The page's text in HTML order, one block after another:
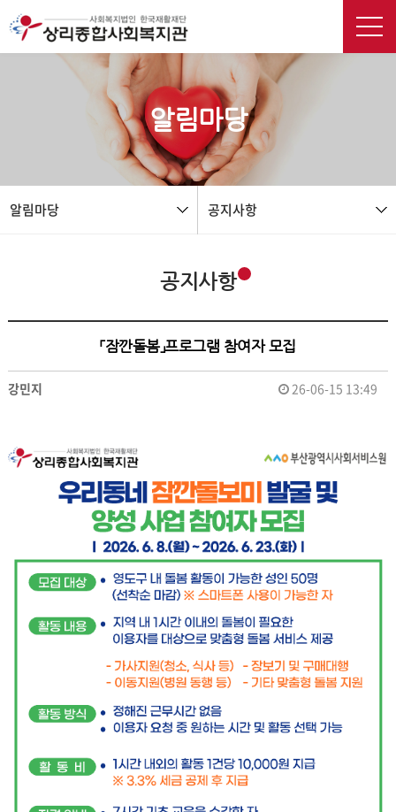
알림마당
알림마당 공지사항
공지사항
「잠깐돌봄」프로그램 참여자 모집
강민지 26-06-15 13:49